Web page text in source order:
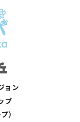
ョン
プ
）